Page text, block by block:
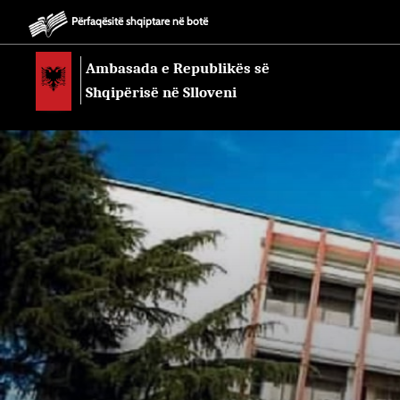
Përfaqësitë shqiptare në botë
Ambasada e Republikës së
Shqipërisë në Slloveni